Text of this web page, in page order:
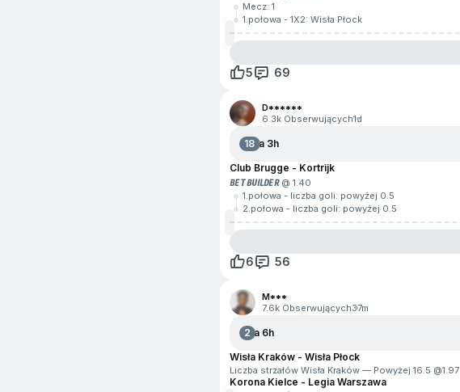
Mecz: 1
1.połowa - 1X2: Wisła Płock
5
69
D******
6.3k Obserwujących1d
18Za 3h
Club Brugge - Kortrijk
BET BUILDER@ 1.40
1.połowa - liczba goli: powyżej 0.5
2.połowa - liczba goli: powyżej 0.5
6
56
M***
7.6k Obserwujących37m
2Za 6h
Wisła Kraków - Wisła Płock
Liczba strzałów Wisła Kraków — Powyżej 16.5 @1.97
Korona Kielce - Legia Warszawa